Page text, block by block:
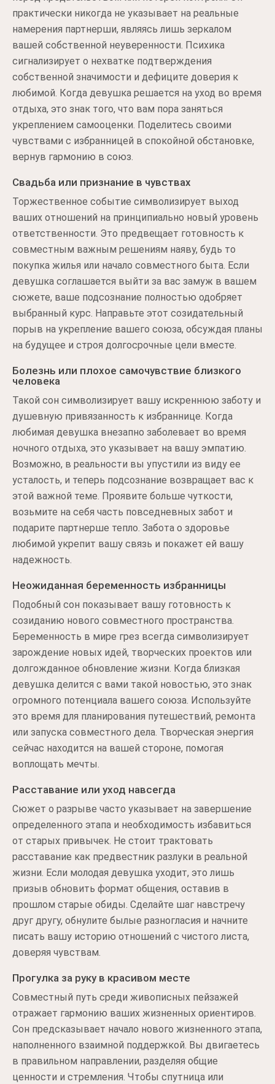
практически никогда не указывает на реальные
намерения партнерши, являясь лишь зеркалом
вашей собственной неуверенности. Психика
сигнализирует о нехватке подтверждения
собственной значимости и дефиците доверия к
любимой. Когда девушка решается на уход во время
отдыха, это знак того, что вам пора заняться
укреплением самооценки. Поделитесь своими
чувствами с избранницей в спокойной обстановке,
вернув гармонию в союз.
Свадьба или признание в чувствах
Торжественное событие символизирует выход
ваших отношений на принципиально новый уровень
ответственности. Это предвещает готовность к
совместным важным решениям наяву, будь то
покупка жилья или начало совместного быта. Если
девушка соглашается выйти за вас замуж в вашем
сюжете, ваше подсознание полностью одобряет
выбранный курс. Направьте этот созидательный
порыв на укрепление вашего союза, обсуждая планы
на будущее и строя долгосрочные цели вместе.
Болезнь или плохое самочувствие близкого
человека
Такой сон символизирует вашу искреннюю заботу и
душевную привязанность к избраннице. Когда
любимая девушка внезапно заболевает во время
ночного отдыха, это указывает на вашу эмпатию.
Возможно, в реальности вы упустили из виду ее
усталость, и теперь подсознание возвращает вас к
этой важной теме. Проявите больше чуткости,
возьмите на себя часть повседневных забот и
подарите партнерше тепло. Забота о здоровье
любимой укрепит вашу связь и покажет ей вашу
надежность.
Неожиданная беременность избранницы
Подобный сон показывает вашу готовность к
созиданию нового совместного пространства.
Беременность в мире грез всегда символизирует
зарождение новых идей, творческих проектов или
долгожданное обновление жизни. Когда близкая
девушка делится с вами такой новостью, это знак
огромного потенциала вашего союза. Используйте
это время для планирования путешествий, ремонта
или запуска совместного дела. Творческая энергия
сейчас находится на вашей стороне, помогая
воплощать мечты.
Расставание или уход навсегда
Сюжет о разрыве часто указывает на завершение
определенного этапа и необходимость избавиться
от старых привычек. Не стоит трактовать
расставание как предвестник разлуки в реальной
жизни. Если молодая девушка уходит, это лишь
призыв обновить формат общения, оставив в
прошлом старые обиды. Сделайте шаг навстречу
друг другу, обнулите былые разногласия и начните
писать вашу историю отношений с чистого листа,
доверяя чувствам.
Прогулка за руку в красивом месте
Совместный путь среди живописных пейзажей
отражает гармонию ваших жизненных ориентиров.
Сон предсказывает начало нового жизненного этапа,
наполненного взаимной поддержкой. Вы двигаетесь
в правильном направлении, разделяя общие
ценности и стремления. Чтобы спутница или